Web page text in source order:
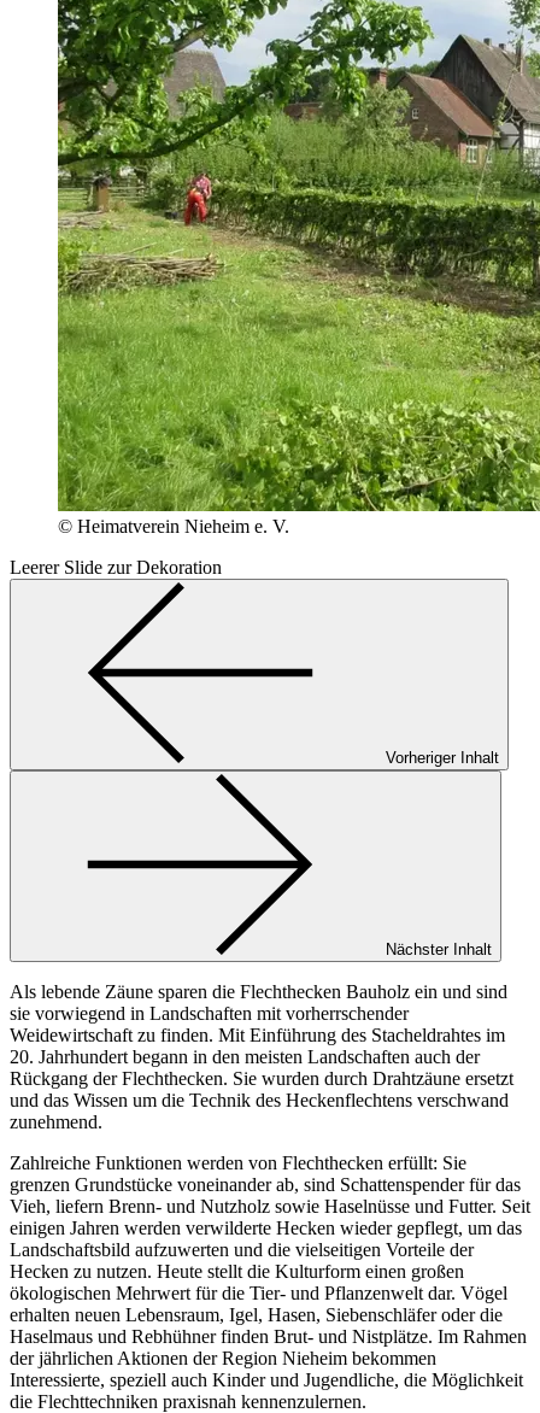
© Heimatverein Nieheim e. V.
Leerer Slide zur Dekoration
Vorheriger Inhalt
Nächster Inhalt
Als lebende Zäune sparen die Flechthecken Bauholz ein und sind
sie vorwiegend in Landschaften mit vorherrschender
Weidewirtschaft zu finden. Mit Einführung des Stacheldrahtes im
20. Jahrhundert begann in den meisten Landschaften auch der
Rückgang der Flechthecken. Sie wurden durch Drahtzäune ersetzt
und das Wissen um die Technik des Heckenflechtens verschwand
zunehmend.
Zahlreiche Funktionen werden von Flechthecken erfüllt: Sie
grenzen Grundstücke voneinander ab, sind Schattenspender für das
Vieh, liefern Brenn- und Nutzholz sowie Haselnüsse und Futter. Seit
einigen Jahren werden verwilderte Hecken wieder gepflegt, um das
Landschaftsbild aufzuwerten und die vielseitigen Vorteile der
Hecken zu nutzen. Heute stellt die Kulturform einen großen
ökologischen Mehrwert für die Tier- und Pflanzenwelt dar. Vögel
erhalten neuen Lebensraum, Igel, Hasen, Siebenschläfer oder die
Haselmaus und Rebhühner finden Brut- und Nistplätze. Im Rahmen
der jährlichen Aktionen der Region Nieheim bekommen
Interessierte, speziell auch Kinder und Jugendliche, die Möglichkeit
die Flechttechniken praxisnah kennenzulernen.